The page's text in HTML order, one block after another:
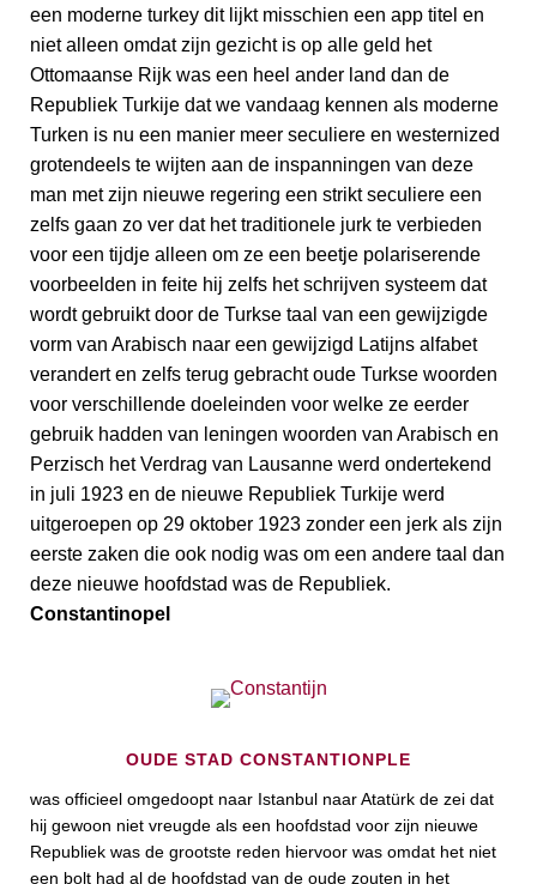
een moderne turkey dit lijkt misschien een app titel en
niet alleen omdat zijn gezicht is op alle geld het
Ottomaanse Rijk was een heel ander land dan de
Republiek Turkije dat we vandaag kennen als moderne
Turken is nu een manier meer seculiere en westernized
grotendeels te wijten aan de inspanningen van deze
man met zijn nieuwe regering een strikt seculiere een
zelfs gaan zo ver dat het traditionele jurk te verbieden
voor een tijdje alleen om ze een beetje polariserende
voorbeelden in feite hij zelfs het schrijven systeem dat
wordt gebruikt door de Turkse taal van een gewijzigde
vorm van Arabisch naar een gewijzigd Latijns alfabet
verandert en zelfs terug gebracht oude Turkse woorden
voor verschillende doeleinden voor welke ze eerder
gebruik hadden van leningen woorden van Arabisch en
Perzisch het Verdrag van Lausanne werd ondertekend
in juli 1923 en de nieuwe Republiek Turkije werd
uitgeroepen op 29 oktober 1923 zonder een jerk als zijn
eerste zaken die ook nodig was om een andere taal dan
deze nieuwe hoofdstad was de Republiek.
Constantinopel
OUDE STAD CONSTANTIONPLE
was officieel omgedoopt naar Istanbul naar Atatürk de zei dat
hij gewoon niet vreugde als een hoofdstad voor zijn nieuwe
Republiek was de grootste reden hiervoor was omdat het niet
een bolt had al de hoofdstad van de oude zouten in het